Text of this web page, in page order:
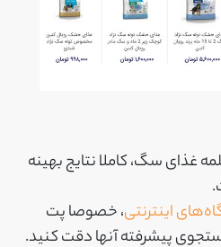
غذای سگ، کاملا نتایج بهینه
اینترنتی، خصوصا پت
پیشرفته آنها دقت کنید.